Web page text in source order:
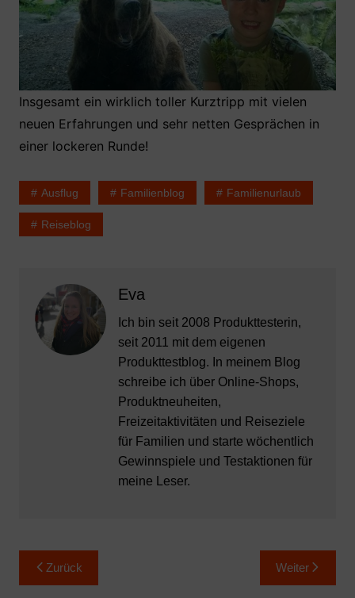
Insgesamt ein wirklich toller Kurztripp mit vielen
neuen Erfahrungen und sehr netten Gesprächen in
einer lockeren Runde!
Ausflug Familienblog Familienurlaub
Reiseblog
Eva
Ich bin seit 2008 Produkttesterin,
seit 2011 mit dem eigenen
Produkttestblog. In meinem Blog
schreibe ich über Online-Shops,
Produktneuheiten,
Freizeitaktivitäten und Reiseziele
für Familien und starte wöchentlich
Gewinnspiele und Testaktionen für
meine Leser.
Beitragsnavigation
Zurück Weiter